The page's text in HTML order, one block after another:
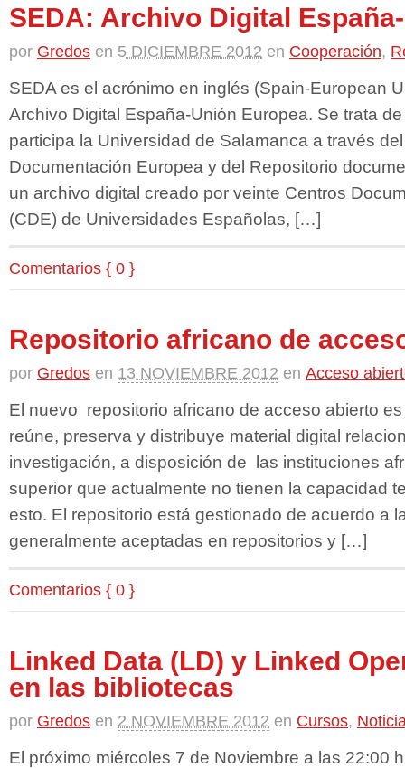
SEDA: Archivo Digital
por Gredos en 5 DICIEMBRE 2012 en Cooperación,
SEDA es el acrónimo en inglés (Spain-European
Archivo Digital España-Unión Europea. Se trata
participa la Universidad de Salamanca a través
Documentación Europea y del Repositorio
un archivo digital creado por veinte Centros
(CDE) de Universidades Españolas, […]
Comentarios { 0 }
Repositorio africano de
por Gredos en 13 NOVIEMBRE 2012 en Acceso
El nuevo repositorio africano de acceso abierto
reúne, preserva y distribuye material digital
investigación, a disposición de las instituciones
superior que actualmente no tienen la capacidad
esto. El repositorio está gestionado de acuerdo a
generalmente aceptadas en repositorios y […]
Comentarios { 0 }
Linked Data (LD) y Linked
en las bibliotecas
por Gredos en 2 NOVIEMBRE 2012 en Cursos,
El próximo miércoles 7 de Noviembre a las 22:00